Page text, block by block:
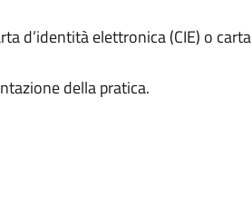
d’identità elettronica (CIE) o carta
della pratica.